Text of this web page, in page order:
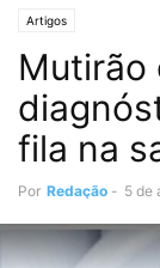
Artigos
Mutirão
fila na
Por Redação - 5 de